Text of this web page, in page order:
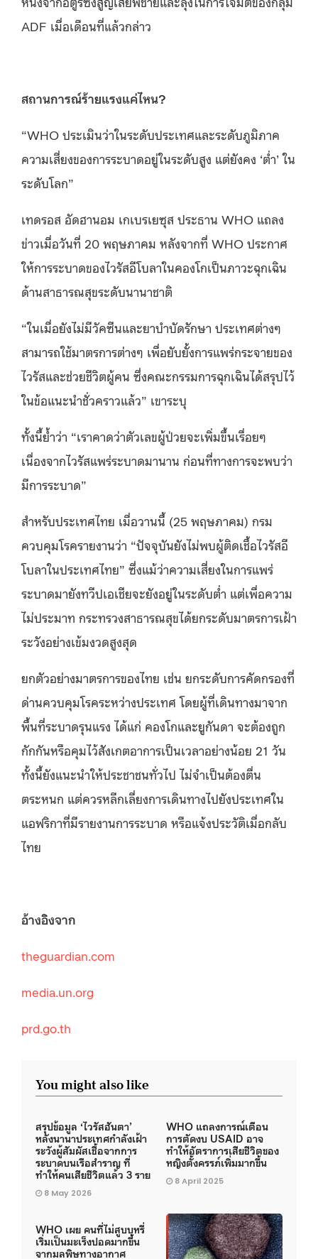
ADF เมื่อเดือนที่แล้วกล่าว
สถานการณ์ร้ายแรงแค่ไหน?
“WHO ประเมินว่าในระดับประเทศและระดับภูมิภาค
ความเสี่ยงของการระบาดอยู่ในระดับสูง แต่ยังคง ‘ต่ำ’ ใน
ระดับโลก”
เทดรอส อัดฮานอม เกเบรเยซุส ประธาน WHO แถลง
ข่าวเมื่อวันที่ 20 พฤษภาคม หลังจากที่ WHO ประกาศ
ให้การระบาดของไวรัสอีโบลาในคองโกเป็นภาวะฉุกเฉิน
ด้านสาธารณสุขระดับนานาชาติ
“ในเมื่อยังไม่มีวัคซีนและยาบำบัดรักษา ประเทศต่างๆ
สามารถใช้มาตรการต่างๆ เพื่อยับยั้งการแพร่กระจายของ
ไวรัสและช่วยชีวิตผู้คน ซึ่งคณะกรรมการฉุกเฉินได้สรุปไว้
ในข้อแนะนำชั่วคราวแล้ว” เขาระบุ
ทั้งนี้ย้ำว่า “เราคาดว่าตัวเลขผู้ป่วยจะเพิ่มขึ้นเรื่อยๆ
เนื่องจากไวรัสแพร่ระบาดมานาน ก่อนที่ทางการจะพบว่า
มีการระบาด”
สำหรับประเทศไทย เมื่อวานนี้ (25 พฤษภาคม) กรม
ควบคุมโรครายงานว่า “ปัจจุบันยังไม่พบผู้ติดเชื้อไวรัสอี
โบลาในประเทศไทย” ซึ่งแม้ว่าความเสี่ยงในการแพร่
ระบาดมายังทวีปเอเชียจะยังอยู่ในระดับต่ำ แต่เพื่อความ
ไม่ประมาท กระทรวงสาธารณสุขได้ยกระดับมาตรการเฝ้า
ระวังอย่างเข้มงวดสูงสุด
ยกตัวอย่างมาตรการของไทย เช่น ยกระดับการคัดกรองที่
ด่านควบคุมโรคระหว่างประเทศ โดยผู้ที่เดินทางมาจาก
พื้นที่ระบาดรุนแรง ได้แก่ คองโกและยูกันดา จะต้องถูก
กักกันหรือคุมไว้สังเกตอาการเป็นเวลาอย่างน้อย 21 วัน
ทั้งนี้ยังแนะนำให้ประชาชนทั่วไป ไม่จำเป็นต้องตื่น
ตระหนก แต่ควรหลีกเลี่ยงการเดินทางไปยังประเทศใน
แอฟริกาที่มีรายงานการระบาด หรือแจ้งประวัติเมื่อกลับ
ไทย
อ้างอิงจาก
theguardian.com
media.un.org
prd.go.th
You might also like
สรุปข้อมูล ‘ไวรัสฮันตา’
หลังนานาประเทศกำลังเฝ้า
ระวังผู้สัมผัสเชื้อจากการ
ระบาดบนเรือสำราญ ที่
ทำให้คนเสียชีวิตแล้ว 3 ราย
8 May 2026
WHO แถลงการณ์เตือน
การตัดงบ USAID อาจ
ทำให้อัตราการเสียชีวิตของ
หญิงตั้งครรภ์เพิ่มมากขึ้น
8 April 2025
WHO เผย คนที่ไม่สูบบุหรี่
เริ่มเป็นมะเร็งปอดมากขึ้น
จากมลพิษทางอากาศ